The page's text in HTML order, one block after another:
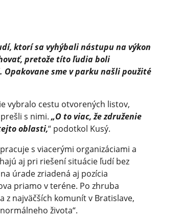
ktorí sa vyhýbali nástupu na výkon
pretože títo ľudia boli
sme v parku našli použité
vybralo cestu otvorených listov,
s nimi. „O to viac, že združenie
oblasti,“ podotkol Kusý.
s viacerými organizáciami a
aj pri riešení situácie ľudí bez
úrade zriadená aj pozícia
priamo v teréne. Po zhruba
najväčších komunít v Bratislave,
života“.